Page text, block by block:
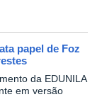
papel de Foz
da EDUNILA
em versão